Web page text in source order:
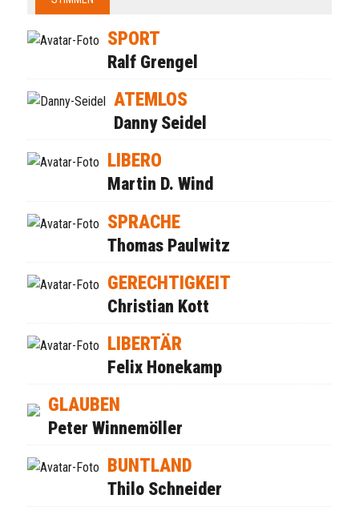
SPORT
Ralf Grengel
ATEMLOS
Danny Seidel
LIBERO
Martin D. Wind
SPRACHE
Thomas Paulwitz
GERECHTIGKEIT
Christian Kott
LIBERTÄR
Felix Honekamp
GLAUBEN
Peter Winnemöller
BUNTLAND
Thilo Schneider